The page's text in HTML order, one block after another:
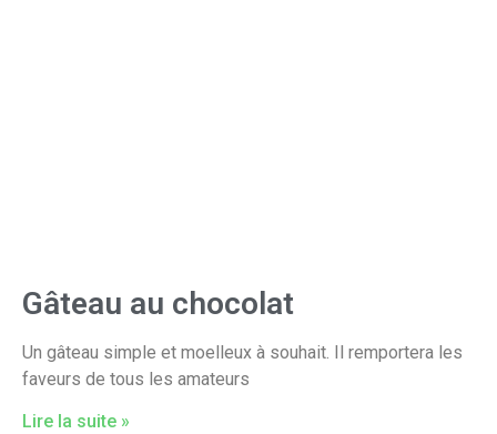
Gâteau au chocolat
Un gâteau simple et moelleux à souhait. Il remportera les
faveurs de tous les amateurs
Lire la suite »